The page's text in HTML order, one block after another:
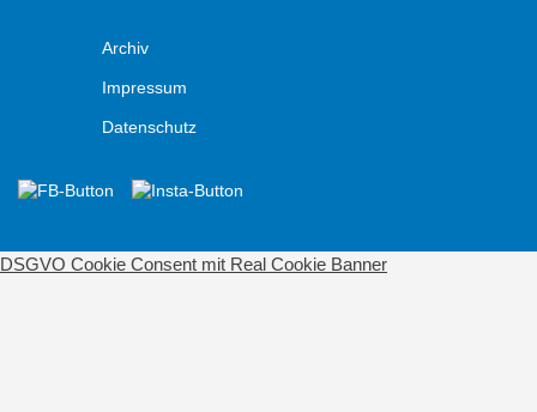
Archiv
Impressum
Datenschutz
DSGVO Cookie Consent mit Real Cookie Banner